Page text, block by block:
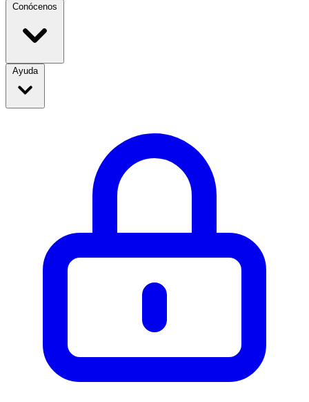
Conócenos
Ayuda